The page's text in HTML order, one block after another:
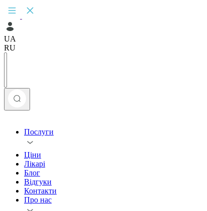
UA
RU
Послуги
Ціни
Лікарі
Блог
Відгуки
Контакти
Про нас